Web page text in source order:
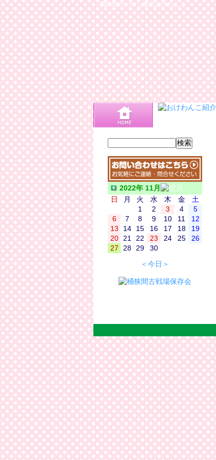
桶狭間のいやし番犬おけわんこ
2022年 11月
日
月 火 水 木 金
土
1
2 3 4
5
6
7 8 9 10 11
12
13
14 15 16 17 18
19
20
21 22 23 24 25
26
27
28 29 30
＜今日＞